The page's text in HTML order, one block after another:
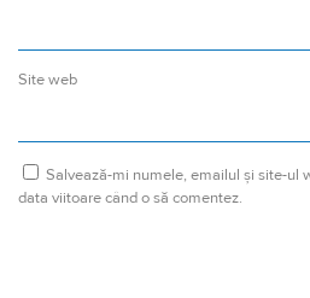
Site web
Salvează-mi numele, emailul și site-ul
data viitoare când o să comentez.